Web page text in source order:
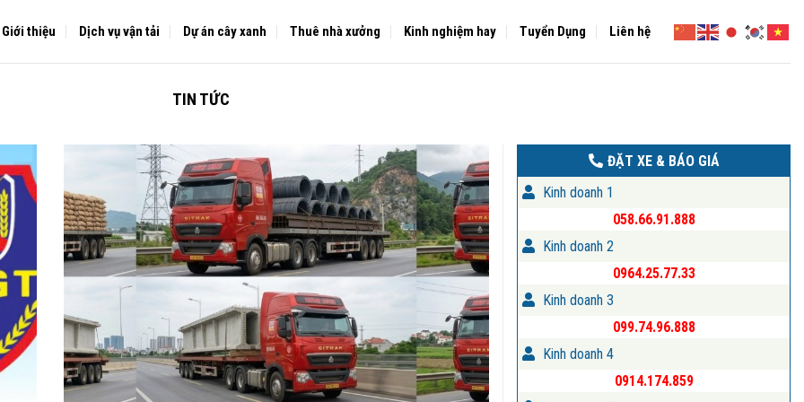
Giới thiệu Dịch vụ vận tải Dự án cây xanh Thuê nhà xưởng Kinh nghiệm hay Tuyển Dụng Liên hệ
TIN TỨC
ĐẶT XE & BÁO GIÁ
Kinh doanh 1
058.66.91.888
Kinh doanh 2
0964.25.77.33
Kinh doanh 3
099.74.96.888
Kinh doanh 4
0914.174.859